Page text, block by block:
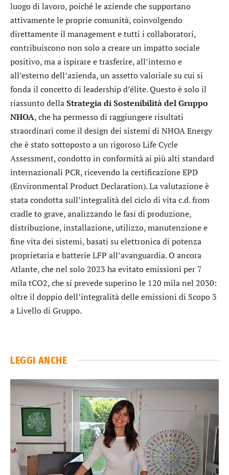
luogo di lavoro, poiché le aziende che supportano
attivamente le proprie comunità, coinvolgendo
direttamente il management e tutti i collaboratori,
contribuiscono non solo a creare un impatto sociale
positivo, ma a ispirare e trasferire, all’interno e
all’esterno dell’azienda, un assetto valoriale su cui si
fonda il concetto di leadership d’élite. Questo è solo il
riassunto dellaStrategia di Sostenibilità del Gruppo
NHOA, che ha permesso di raggiungere risultati
straordinari come il design dei sistemi di NHOA Energy
che è stato sottoposto a un rigoroso Life Cycle
Assessment, condotto in conformità ai più alti standard
internazionali PCR, ricevendo la certificazione EPD
(Environmental Product Declaration). La valutazione è
stata condotta sull’integralità del ciclo di vita c.d. from
cradle to grave, analizzando le fasi di produzione,
distribuzione, installazione, utilizzo, manutenzione e
fine vita dei sistemi, basati su elettronica di potenza
proprietaria e batterie LFP all’avanguardia. O ancora
Atlante, che nel solo 2023 ha evitato emissioni per 7
mila tCO2, che si prevede superino le 120 mila nel 2030:
oltre il doppio dell’integralità delle emissioni di Scopo 3
a Livello di Gruppo.
LEGGI ANCHE